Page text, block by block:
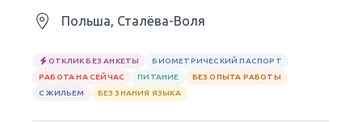
Польша, Сталёва-Воля
ОТКЛИК БЕЗ АНКЕТЫ
БИОМЕТРИЧЕСКИЙ ПАСПОРТ
РАБОТА НА СЕЙЧАС
ПИТАНИЕ
БЕЗ ОПЫТА РАБОТЫ
С ЖИЛЬЕМ
БЕЗ ЗНАНИЯ ЯЗЫКА